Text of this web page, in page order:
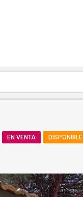
EN VENTA DISPONIBLE